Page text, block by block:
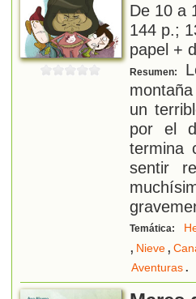
De 10 a
144 p.;
papel +
Resumen:
un
por el
termina
sentir
Temática:
, Nieve,
Aventuras.